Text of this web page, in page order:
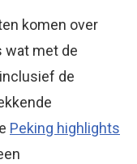
komen over
wat met de
de
Peking highlights